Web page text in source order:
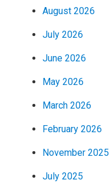
August 2026
July 2026
June 2026
May 2026
March 2026
February 2026
November 2025
July 2025